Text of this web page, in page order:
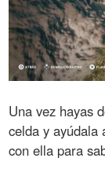
Una vez hayas
celda y ayúdala
con ella para